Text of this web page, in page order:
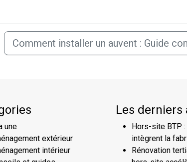
Comment installer un auvent : Guide
une
extérieur
intérieur
Les derniers
Hors-site BTP
intègrent la
Rénovation